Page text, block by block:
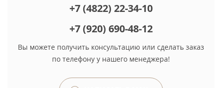
+7 (4822) 22-34-10
+7 (920) 690-48-12
Вы можете получить консультацию или сделать заказ
по телефону у нашего менеджера!